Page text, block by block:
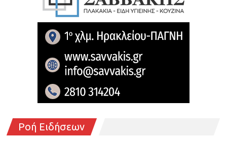
Ροή Ειδήσεων